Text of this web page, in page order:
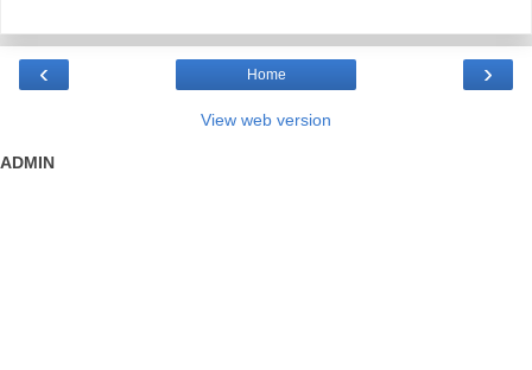
‹ ›
Home
View web version
ADMIN